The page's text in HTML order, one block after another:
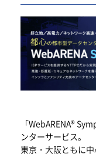
「WebARENA®
ンターサービス。
東京・大阪ともに